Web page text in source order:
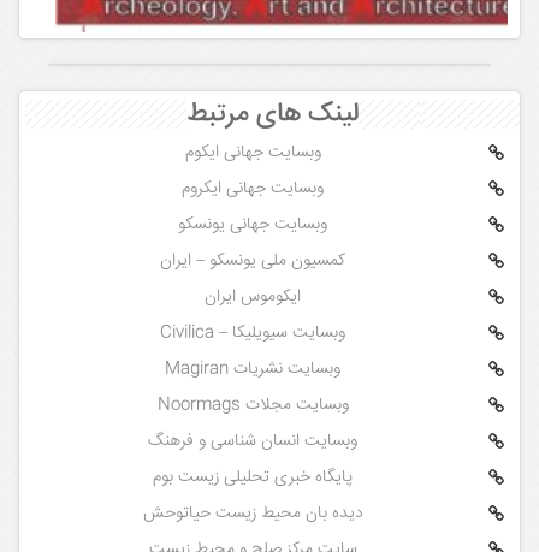
لینک های مرتبط
وبسایت جهانی ایکوم
وبسایت جهانی ایکروم
وبسایت جهانی یونسکو
کمسیون ملی یونسکو – ایران
ایکوموس ایران
وبسایت سیویلیکا – Civilica
وبسایت نشریات Magiran
وبسایت مجلات Noormags
وبسایت انسان شناسی و فرهنگ
پایگاه خبری تحلیلی زیست بوم
دیده بان محیط زیست حیاتوحش